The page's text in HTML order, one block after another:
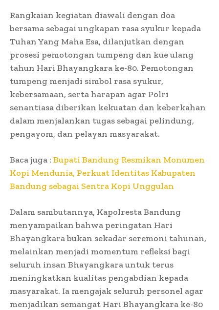
Rangkaian kegiatan diawali dengan doa
bersama sebagai ungkapan rasa syukur kepada
Tuhan Yang Maha Esa, dilanjutkan dengan
prosesi pemotongan tumpeng dan kue ulang
tahun Hari Bhayangkara ke-80. Pemotongan
tumpeng menjadi simbol rasa syukur,
kebersamaan, serta harapan agar Polri
senantiasa diberikan kekuatan dan keberkahan
dalam menjalankan tugas sebagai pelindung,
pengayom, dan pelayan masyarakat.
Baca juga : Bupati Bandung Resmikan Monumen
Kopi Mendunia, Perkuat Identitas Kabupaten
Bandung sebagai Sentra Kopi Unggulan
Dalam sambutannya, Kapolresta Bandung
menyampaikan bahwa peringatan Hari
Bhayangkara bukan sekadar seremoni tahunan,
melainkan menjadi momentum refleksi bagi
seluruh insan Bhayangkara untuk terus
meningkatkan kualitas pengabdian kepada
masyarakat. Ia mengajak seluruh personel agar
menjadikan semangat Hari Bhayangkara ke-80